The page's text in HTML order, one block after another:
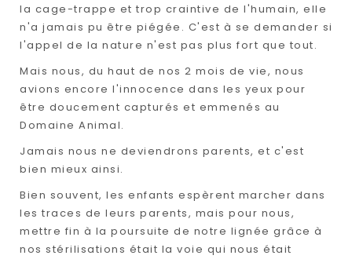
la cage-trappe et trop craintive de l'humain, elle
n'a jamais pu être piégée. C'est à se demander si
l'appel de la nature n'est pas plus fort que tout.
Mais nous, du haut de nos 2 mois de vie, nous
avions encore l'innocence dans les yeux pour
être doucement capturés et emmenés au
Domaine Animal.
Jamais nous ne deviendrons parents, et c'est
bien mieux ainsi.
Bien souvent, les enfants espèrent marcher dans
les traces de leurs parents, mais pour nous,
mettre fin à la poursuite de notre lignée grâce à
nos stérilisations était la voie qui nous était